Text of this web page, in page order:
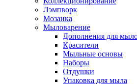
Лэмпворк
Мозаика
Мыловарение
Дополнения для
Красители
Мыльные основы
Наборы
Отдушки
Упаковка для мыла